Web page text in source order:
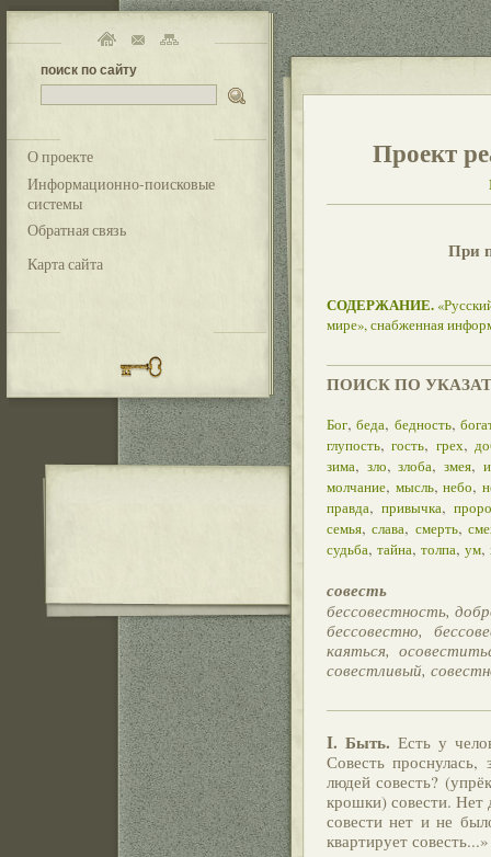
поиск по сайту
О проекте
Информационно-поисковые
системы
Обратная связь
Карта сайта
Проект
При
СОДЕРЖАНИЕ.
мире», снабженная
ПОИСК ПО
Бог,беда, бедность,
глупость,гость, грех,
зима, зло,злоба,змея,
молчание, мысль,небо,
правда,привычка,
семья,слава, смерть,
судьба, тайна, толпа, ум,
совесть
бессовестность,
бессовестно,
каяться,
совестливый,
I. Быть. Есть у
Совесть проснулась,
людей совесть?
крошки) совести. Нет
совести нет и не
квартирует